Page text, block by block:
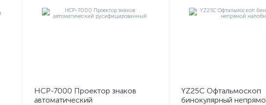
НСР-7000 Проектор знаков
автоматический
YZ25C Офтальмоскоп
бинокулярный